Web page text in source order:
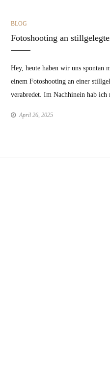
CATEGORIES
BLOG
Fotoshooting an
Hey, heute haben wir uns spontan
einem Fotoshooting an einer
verabredet. Im Nachhinein hab ich
April 26, 2025